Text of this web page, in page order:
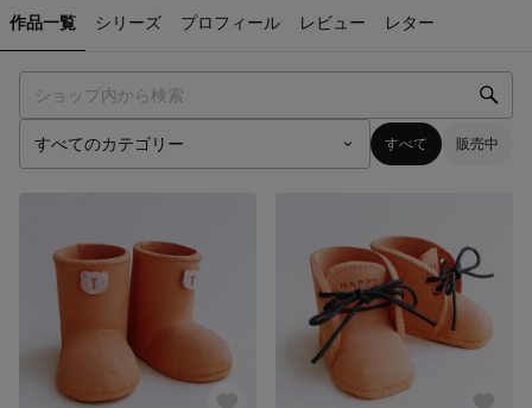
作品一覧 シリーズ プロフィール レビュー レター
すべて 販売中